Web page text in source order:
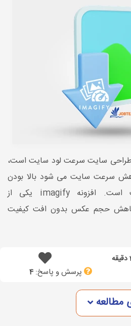
طراحی سایت سرعت لود سایت است،
سرعت سایت می شود بالا بودن
حجم عکس های سایت است. افزونه imagify یکی از
کاهش حجم عکس بدون افت کیفیت
پرسش و پاسخ:4
مطالعه